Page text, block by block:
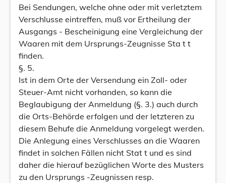
Bei Sendungen, welche ohne oder mit verletztem
Verschlusse eintreffen, muß vor Ertheilung der
Ausgangs - Bescheinigung eine Vergleichung der
Waaren mit dem Ursprungs-Zeugnisse Sta t t
finden.
§. 5.
Ist in dem Orte der Versendung ein Zoll- oder
Steuer-Amt nicht vorhanden, so kann die
Beglaubigung der Anmeldung (§. 3.) auch durch
die Orts-Behörde erfolgen und der letzteren zu
diesem Behufe die Anmeldung vorgelegt werden.
Die Anlegung eines Verschlusses an die Waaren
findet in solchen Fällen nicht Stat t und es sind
daher die hierauf bezüglichen Worte des Musters
zu den Ursprungs -Zeugnissen resp.